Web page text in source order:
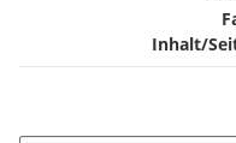
Inhalt/